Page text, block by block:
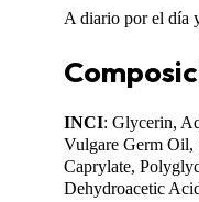
A diario por el día
INCI: Glycerin,
Vulgare Germ Oil,
Caprylate,
Dehydroacetic